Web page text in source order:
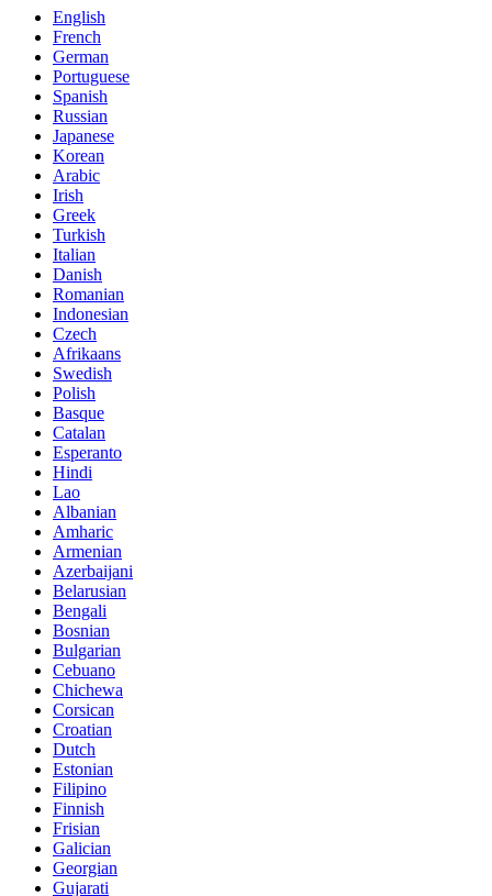
English
French
German
Portuguese
Spanish
Russian
Japanese
Korean
Arabic
Irish
Greek
Turkish
Italian
Danish
Romanian
Indonesian
Czech
Afrikaans
Swedish
Polish
Basque
Catalan
Esperanto
Hindi
Lao
Albanian
Amharic
Armenian
Azerbaijani
Belarusian
Bengali
Bosnian
Bulgarian
Cebuano
Chichewa
Corsican
Croatian
Dutch
Estonian
Filipino
Finnish
Frisian
Galician
Georgian
Gujarati